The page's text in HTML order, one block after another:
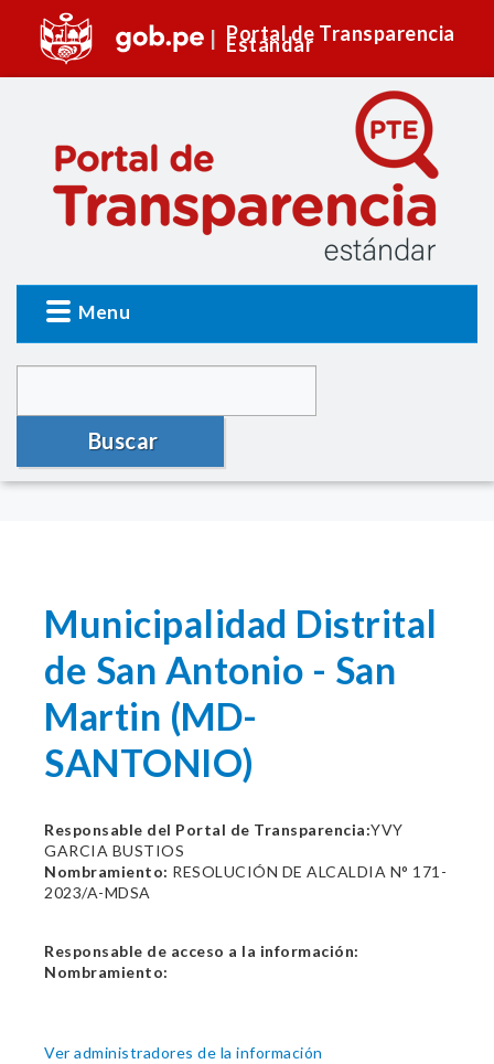
Portal de Transparencia
Estándar
Menu
Buscar
Municipalidad Distrital
de San Antonio - San
Martin (MD-
SANTONIO)
Responsable del Portal de Transparencia:YVY
GARCIA BUSTIOS
Nombramiento: RESOLUCIÓN DE ALCALDIA N° 171-
2023/A-MDSA
Responsable de acceso a la información:
Nombramiento:
Ver administradores de la información